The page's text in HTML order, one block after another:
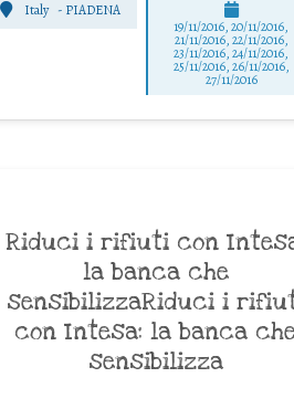
Italy - PIADENA
19/11/2016, 20/11/2016,
21/11/2016, 22/11/2016,
23/11/2016, 24/11/2016,
25/11/2016, 26/11/2016,
27/11/2016
Riduci i rifiuti con
la banca che
sensibilizzaRiduci i
con Intesa: la banca
sensibilizza